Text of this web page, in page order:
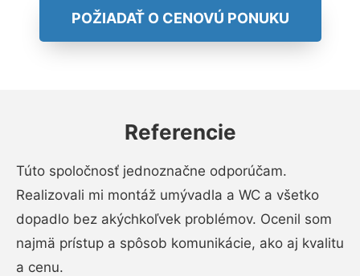
POŽIADAŤ O CENOVÚ PONUKU
Referencie
Túto spoločnosť jednoznačne odporúčam.
Realizovali mi montáž umývadla a WC a všetko
dopadlo bez akýchkoľvek problémov. Ocenil som
najmä prístup a spôsob komunikácie, ako aj kvalitu
a cenu.